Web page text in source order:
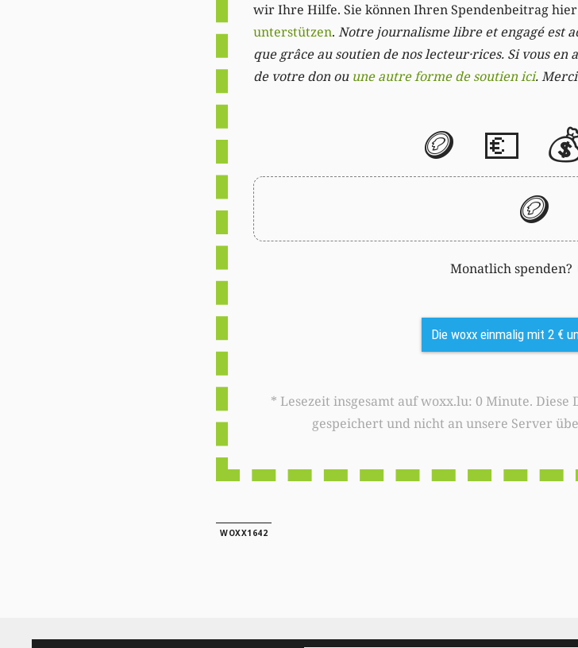
wir Ihre Hilfe. Sie können Ihren Spendenbeitrag
unterstützen. Notre journalisme libre et engagé est
que grâce au soutien de nos lecteur·rices. Si vous en
de votre don ou une autre forme de soutien ici.
🪙 💶
🪙
Monatlich spenden?
Die woxx einmalig mit 2 €
* Lesezeit insgesamt auf woxx.lu: 0 Minute. Diese Daten werden nur in Ihrem Browser
gespeichert und nicht an unsere Server
WOXX1642